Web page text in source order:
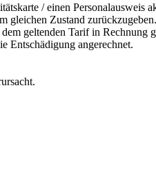
/ einen Personalausweis
gleichen Zustand zurückzugeben.
geltenden Tarif in Rechnung
Entschädigung angerechnet.